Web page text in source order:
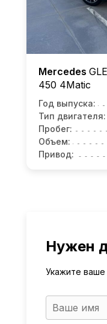
Mercedes GLE
450 4Matic
Год выпуска:
Тип двигателя:
Пробег:
Объем:
Привод:
Нужен
Укажите